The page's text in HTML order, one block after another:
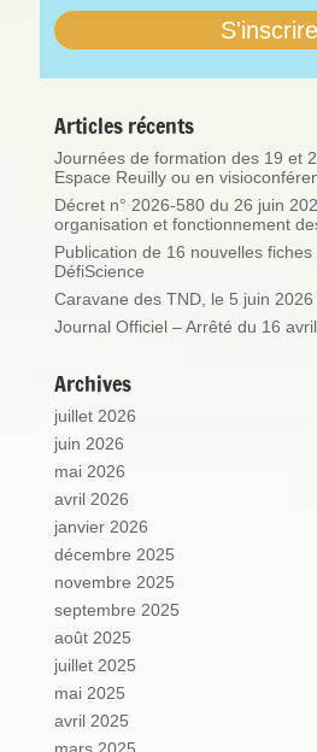
Articles récents
Journées de formation des 19 et
Espace Reuilly ou en
Décret n° 2026-580 du 26 juin
organisation et fonctionnement
Publication de 16 nouvelles
DéfiScience
Caravane des TND, le 5 juin
Journal Officiel – Arrêté du 16
Archives
juillet 2026
juin 2026
mai 2026
avril 2026
janvier 2026
décembre 2025
novembre 2025
septembre 2025
août 2025
juillet 2025
mai 2025
avril 2025